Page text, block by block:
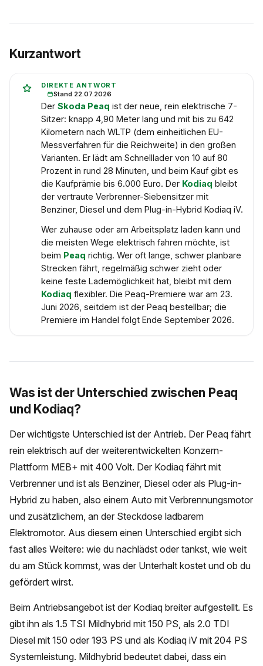
Kurzantwort
DIREKTE ANTWORT
Stand 22.07.2026
Der Skoda Peaq ist der neue, rein elektrische 7-
Sitzer: knapp 4,90 Meter lang und mit bis zu 642
Kilometern nach WLTP (dem einheitlichen EU-
Messverfahren für die Reichweite) in den großen
Varianten. Er lädt am Schnelllader von 10 auf 80
Prozent in rund 28 Minuten, und beim Kauf gibt es
die Kaufprämie bis 6.000 Euro. Der Kodiaq bleibt
der vertraute Verbrenner-Siebensitzer mit
Benziner, Diesel und dem Plug-in-Hybrid Kodiaq iV.
Wer zuhause oder am Arbeitsplatz laden kann und
die meisten Wege elektrisch fahren möchte, ist
beim Peaq richtig. Wer oft lange, schwer planbare
Strecken fährt, regelmäßig schwer zieht oder
keine feste Lademöglichkeit hat, bleibt mit dem
Kodiaq flexibler. Die Peaq-Premiere war am 23.
Juni 2026, seitdem ist der Peaq bestellbar; die
Premiere im Handel folgt Ende September 2026.
Was ist der Unterschied zwischen Peaq
und Kodiaq?
Der wichtigste Unterschied ist der Antrieb. Der Peaq fährt
rein elektrisch auf der weiterentwickelten Konzern-
Plattform MEB+ mit 400 Volt. Der Kodiaq fährt mit
Verbrenner und ist als Benziner, Diesel oder als Plug-in-
Hybrid zu haben, also einem Auto mit Verbrennungsmotor
und zusätzlichem, an der Steckdose ladbarem
Elektromotor. Aus diesem einen Unterschied ergibt sich
fast alles Weitere: wie du nachlädst oder tankst, wie weit
du am Stück kommst, was der Unterhalt kostet und ob du
gefördert wirst.
Beim Antriebsangebot ist der Kodiaq breiter aufgestellt. Es
gibt ihn als 1.5 TSI Mildhybrid mit 150 PS, als 2.0 TDI
Diesel mit 150 oder 193 PS und als Kodiaq iV mit 204 PS
Systemleistung. Mildhybrid bedeutet dabei, dass ein